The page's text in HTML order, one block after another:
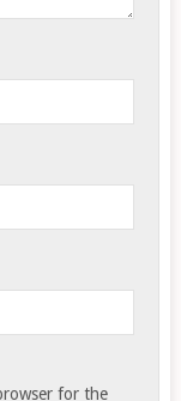
for the